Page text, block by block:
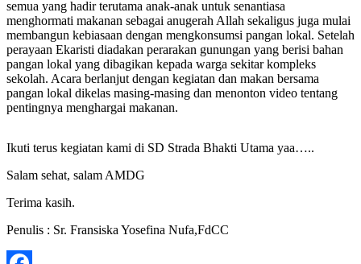
semua yang hadir terutama anak-anak untuk senantiasa
menghormati makanan sebagai anugerah Allah sekaligus juga mulai
membangun kebiasaan dengan mengkonsumsi pangan lokal. Setelah
perayaan Ekaristi diadakan perarakan gunungan yang berisi bahan
pangan lokal yang dibagikan kepada warga sekitar kompleks
sekolah. Acara berlanjut dengan kegiatan dan makan bersama
pangan lokal dikelas masing-masing dan menonton video tentang
pentingnya menghargai makanan.
Ikuti terus kegiatan kami di SD Strada Bhakti Utama yaa…..
Salam sehat, salam AMDG
Terima kasih.
Penulis : Sr. Fransiska Yosefina Nufa,FdCC